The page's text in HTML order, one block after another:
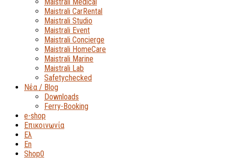
Maistrali CarRental
Maistrali Studio
Maistrali Event
Maistrali Concierge
Maistrali HomeCare
Maistrali Marine
Maistrali Lab
Safetychecked
Νέα / Blog
Downloads
Ferry-Booking
e-shop
Επικοινωνία
Ελ
En
Shop0